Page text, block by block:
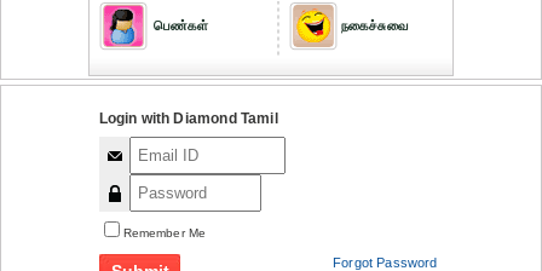
பெண்கள் நகைச்சுவை
Login with Diamond Tamil
Remember Me
Forgot Password